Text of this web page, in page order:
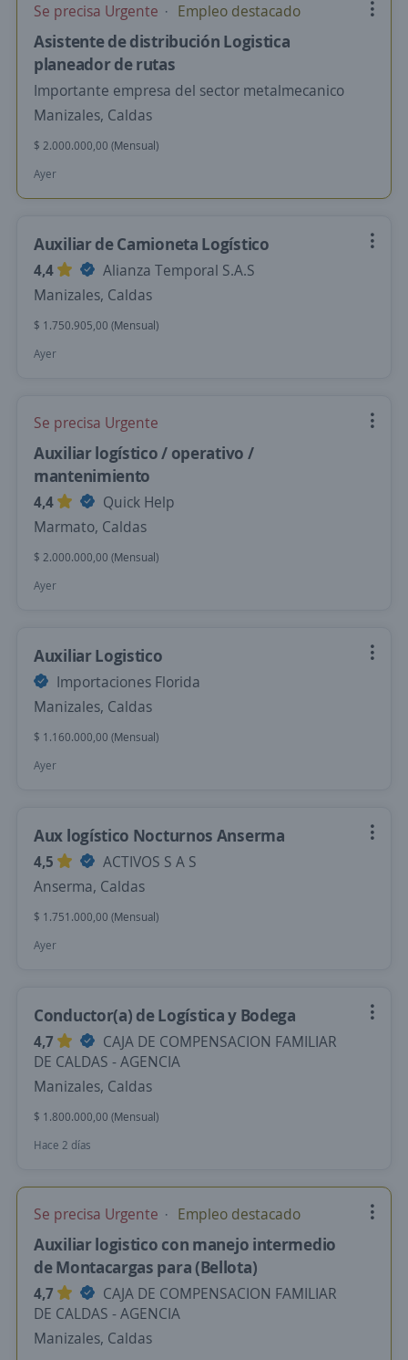
Se precisa Urgente Empleo destacado
Asistente de distribución Logistica
planeador de rutas
Importante empresa del sector metalmecanico
Manizales, Caldas
$ 2.000.000,00 (Mensual)
Ayer
Auxiliar de Camioneta Logístico
4,4
Alianza Temporal S.A.S
Manizales, Caldas
$ 1.750.905,00 (Mensual)
Ayer
Se precisa Urgente
Auxiliar logístico / operativo /
mantenimiento
4,4
Quick Help
Marmato, Caldas
$ 2.000.000,00 (Mensual)
Ayer
Auxiliar Logistico
Importaciones Florida
Manizales, Caldas
$ 1.160.000,00 (Mensual)
Ayer
Aux logístico Nocturnos Anserma
4,5
ACTIVOS S A S
Anserma, Caldas
$ 1.751.000,00 (Mensual)
Ayer
Conductor(a) de Logística y Bodega
4,7
CAJA DE COMPENSACION FAMILIAR
DE CALDAS - AGENCIA
Manizales, Caldas
$ 1.800.000,00 (Mensual)
Hace 2 días
Se precisa Urgente Empleo destacado
Auxiliar logistico con manejo intermedio
de Montacargas para (Bellota)
4,7
CAJA DE COMPENSACION FAMILIAR
DE CALDAS - AGENCIA
Manizales, Caldas